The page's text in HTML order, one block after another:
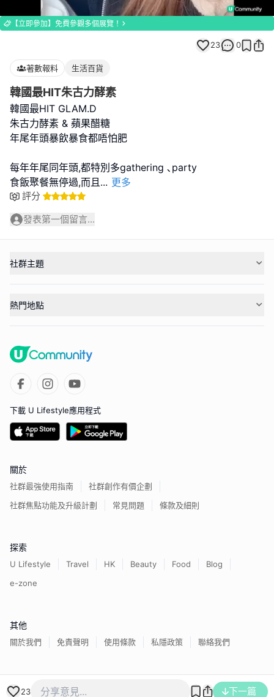
Loaded:
83.33%
Unmute
【立即參加】免費參觀多個展覽！
23 0
著數報料 生活百貨
韓國最HIT朱古力酵素
韓國最HIT GLAM.D
朱古力酵素 & 蘋果醋糖
年尾年頭暴飲暴食都唔怕肥
每年年尾同年頭,都特別多gathering ､party
食飯聚餐無停過,而且... 更多
評分
發表第一個留言...
23 下一篇
社群主題
熱門地點
下載 U Lifestyle應用程式
關於
社群最強使用指南
社群創作有價企劃
社群焦點功能及升級計劃
常見問題 條款及細則
探索
U Lifestyle Travel HK Beauty Food
Blog
e-zone
其他
關於我們 免責聲明 使用條款 私隱政策 聯絡我們
香港經濟日報版權所有©